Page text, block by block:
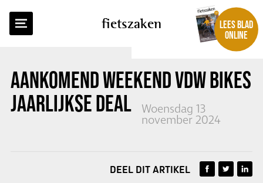
fietszaken
LEES BLAD
ONLINE
AANKOMEND WEEKEND VDW BIKES
JAARLIJKSE DEALERDAYS
Woensdag 13
november 2024
TERUG NAAR OVERZICHT
DEEL DIT ARTIKEL